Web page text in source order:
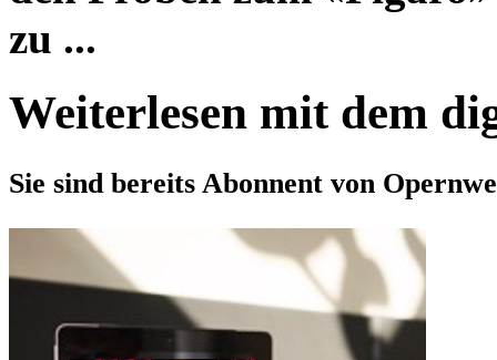
zu ...
Weiterlesen mit dem
Sie sind bereits Abonnent von